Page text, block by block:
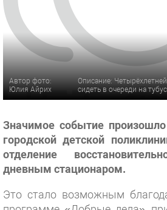
Автор фото:
Юлия Айрих
Описание:
сидеть в очереди на тубус
Значимое событие
городской детской
отделение
дневным стационаром.
Это стало возможным